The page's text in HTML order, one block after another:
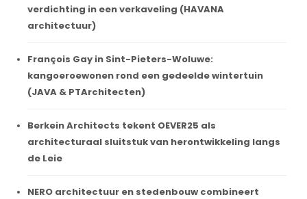
verdichting in een verkaveling (HAVANA
architectuur)
François Gay in Sint-Pieters-Woluwe:
kangoeroewonen rond een gedeelde wintertuin
(JAVA & PTArchitecten)
Berkein Architects tekent OEVER25 als
architecturaal sluitstuk van herontwikkeling langs
de Leie
NERO architectuur en stedenbouw combineert